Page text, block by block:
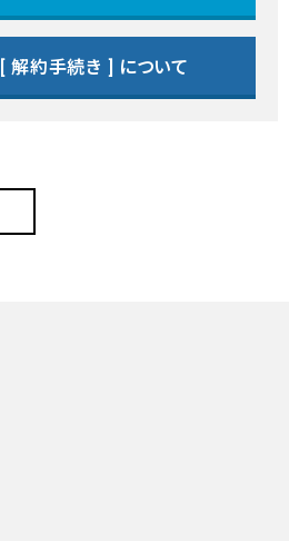
解約手続き ] について